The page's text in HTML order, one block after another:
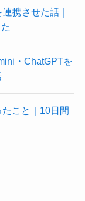
携させた話｜
・ChatGPTを
こと｜10日間